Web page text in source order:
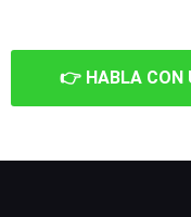
👉 HABLA CON